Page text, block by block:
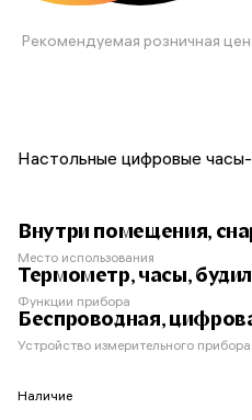
Рекомендуемая розничная
Настольные цифровые
Внутри помещения,
Место использования
Термометр, часы,
Функции прибора
Беспроводная,
Устройство измерительного прибора
Наличие